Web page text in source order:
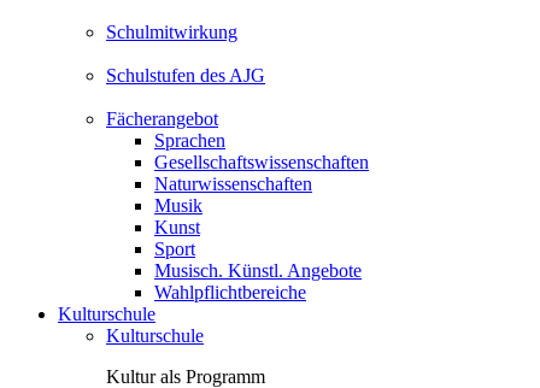
Schulmitwirkung
Schulstufen des AJG
Fächerangebot
Sprachen
Gesellschaftswissenschaften
Naturwissenschaften
Musik
Kunst
Sport
Musisch. Künstl. Angebote
Wahlpflichtbereiche
Kulturschule
Kulturschule
Kultur als Programm